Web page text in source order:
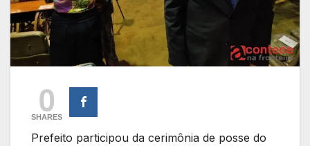
0
SHARES
Prefeito participou da cerimônia de posse do